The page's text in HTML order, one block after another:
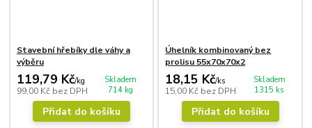
Stavební hřebíky dle váhy a
výběru
119,79 Kč/kg
99,00 Kč bez DPH
Skladem
714 kg
Přidat do košíku
Úhelník kombinovaný bez
prolisu 55x70x70x2
18,15 Kč/ks
15,00 Kč bez DPH
Skladem
1315 ks
Přidat do košíku